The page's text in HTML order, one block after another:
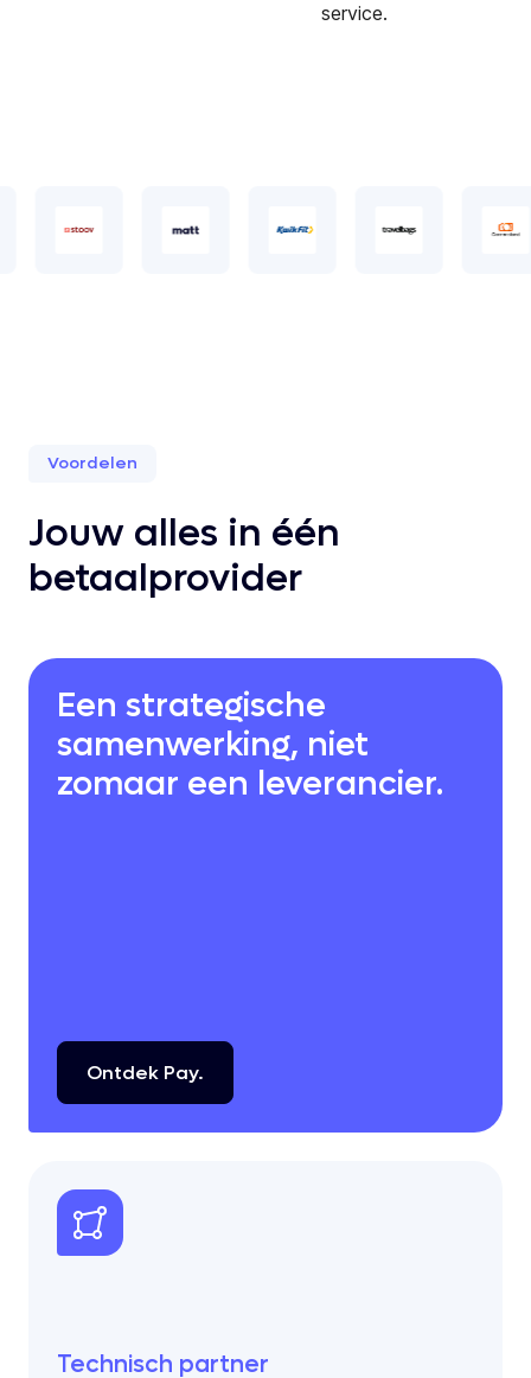
service.
Voordelen
Jouw alles in één
betaalprovider
Een strategische
samenwerking, niet
zomaar een leverancier.
Ontdek Pay.
Technisch partner